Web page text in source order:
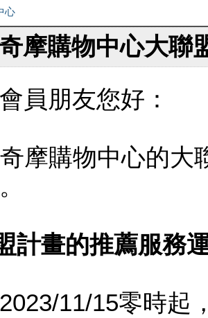
摩購物中心大聯
員朋友您好：
摩購物中心的大
計畫的推薦服務
11/15零時起